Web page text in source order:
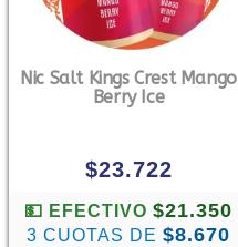
Nic Salt Kings Crest Mango
Berry Ice
$23.722
💵 EFECTIVO$21.350
3 CUOTAS DE$8.670